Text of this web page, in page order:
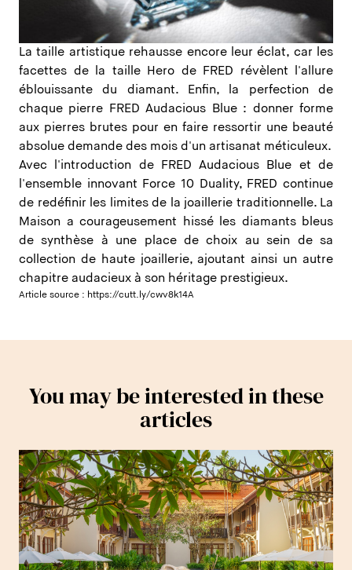
La taille artistique rehausse encore leur éclat, car les
facettes de la taille Hero de FRED révèlent l'allure
éblouissante du diamant. Enfin, la perfection de
chaque pierre FRED Audacious Blue : donner forme
aux pierres brutes pour en faire ressortir une beauté
absolue demande des mois d'un artisanat méticuleux.
Avec l'introduction de FRED Audacious Blue et de
l'ensemble innovant Force 10 Duality, FRED continue
de redéfinir les limites de la joaillerie traditionnelle. La
Maison a courageusement hissé les diamants bleus
de synthèse à une place de choix au sein de sa
collection de haute joaillerie, ajoutant ainsi un autre
chapitre audacieux à son héritage prestigieux.
Article source : https://cutt.ly/cwv8k14A
You may be interested in these
articles